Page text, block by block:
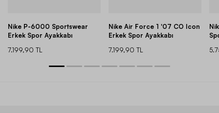
Nike P-6000 Sportswear
Erkek Spor Ayakkabı
7.199,90 TL
Nike Air Force 1 '07 CO Icon
Erkek Spor Ayakkabı
7.199,90 TL